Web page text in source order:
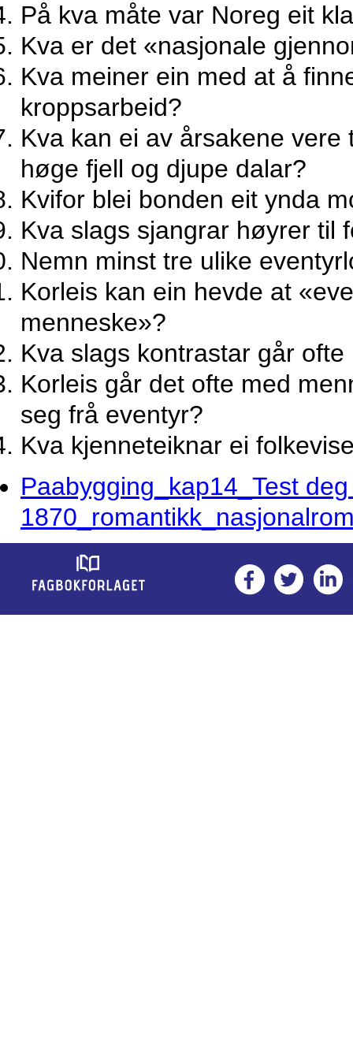
På kva måte var Noreg eit
Kva er det «nasjonale
Kva meiner ein med at å
kroppsarbeid?
Kva kan ei av årsakene
høge fjell og djupe dalar?
Kvifor blei bonden eit ynda
Kva slags sjangrar høyrer til
Nemn minst tre ulike
Korleis kan ein hevde at
menneske»?
Kva slags kontrastar går
Korleis går det ofte med
seg frå eventyr?
Kva kjenneteiknar ei
Paabygging_kap14_Test